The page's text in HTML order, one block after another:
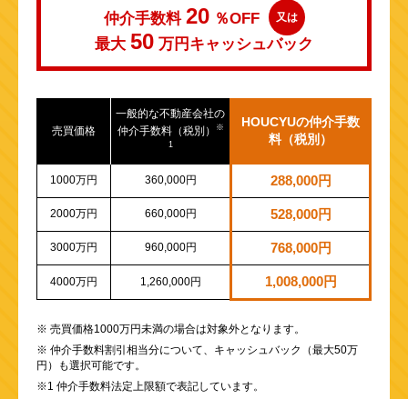
仲介手数料 20 ％OFF 又は
最大 50 万円 キャッシュバック
売買価格
一般的な不動産会社の
仲介手数料（税別）
※
1
HOUCYUの仲介手数
料（税別）
1000万円 360,000円 288,000円
2000万円 660,000円 528,000円
3000万円 960,000円 768,000円
4000万円 1,260,000円 1,008,000円
※ 売買価格1000万円未満の場合は対象外となります。
※ 仲介手数料割引相当分について、キャッシュバック（最大50万
円）も選択可能です。
※1 仲介手数料法定上限額で表記しています。